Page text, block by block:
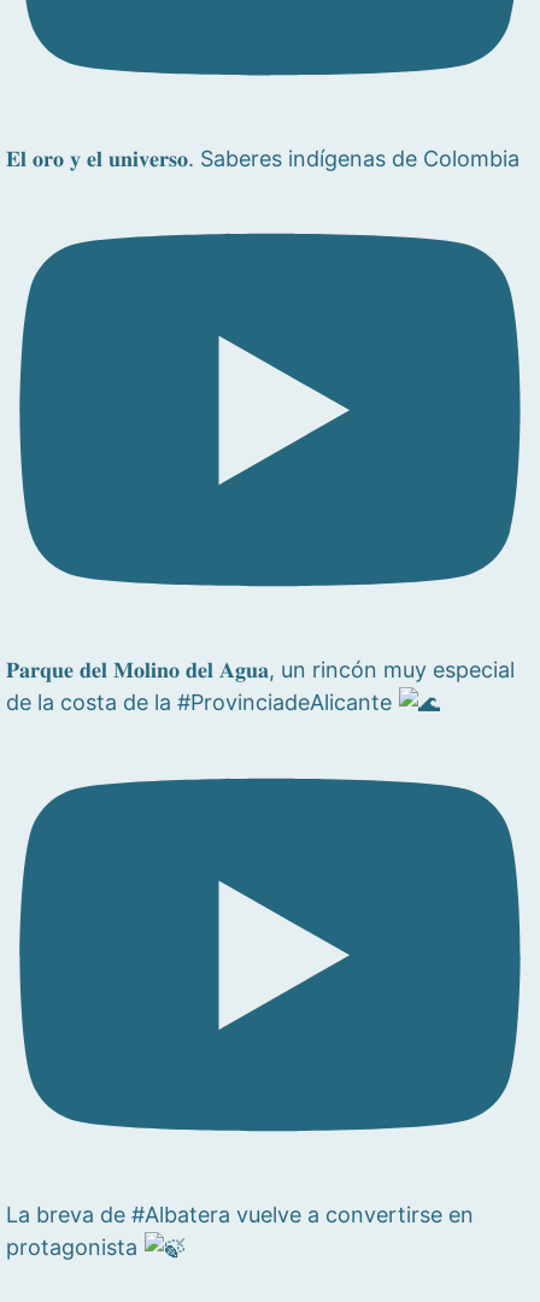
𝐄𝐥 𝐨𝐫𝐨 𝐲 𝐞𝐥 𝐮𝐧𝐢𝐯𝐞𝐫𝐬𝐨. Saberes indígenas de Colombia
𝐏𝐚𝐫𝐪𝐮𝐞 𝐝𝐞𝐥 𝐌𝐨𝐥𝐢𝐧𝐨 𝐝𝐞𝐥 𝐀𝐠𝐮𝐚, un rincón muy especial
de la costa de la #ProvinciadeAlicante
La breva de #Albatera vuelve a convertirse en
protagonista